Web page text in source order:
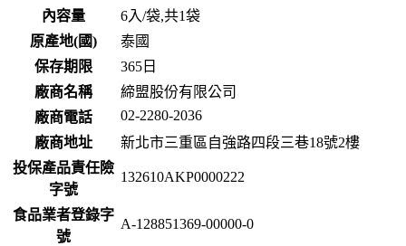
內容量
6入/袋,共1袋
原產地(國)
泰國
保存期限
365 日
廠商名稱
締盟股份有限公司
廠商電話
02-2280-2036
廠商地址
新北市三重區自強路四段三巷18號2樓
投保產品責任險
字號
132610AKP0000222
食品業者登錄字
號
A-128851369-00000-0